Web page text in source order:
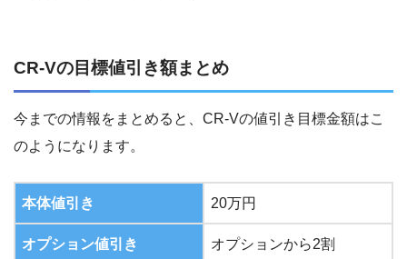
CR-Vの目標値引き額まとめ
今までの情報をまとめると、CR-Vの値引き目標金額はこ
のようになります。
本体値引き 20万円
オプション値引き オプションから2割